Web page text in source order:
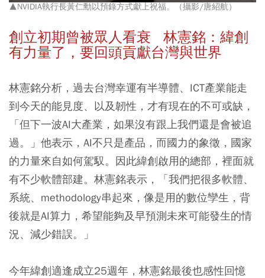
▲NVIDIA執行長黃仁勳以預錄方式獻上祝福。（攝影/唐紹航）
創立初期曾被眾人看衰 林憲銘：緯創
有力量了，要回頭貢獻台灣與世界
林憲銘分析，過去台灣幸運有半導體、ICT產業能走
到今天的能見度、以及韌性，才有現在的不可或缺，
「但下一波AI大產業，如果沒有跟上我們還是會被追
過。」他表示，AI不只是產品，而國力的象徵，國家
的力量來自如何駕馭。因此緯創啟用的總部，裡面就
有不少軟體部建。林憲銘表示，「我們把很多軟體、
系統、methodology串起來，像是用的數位孿生，背
後就是AI算力，希望能夠及早預測未來可能發生的情
況、減少錯誤。」
今年緯創適逢成立25週年，林憲銘最後也感性回憶